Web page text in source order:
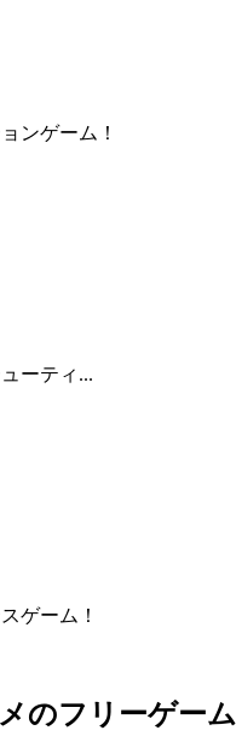
ンゲーム！
ーティ...
ゲーム！
のフリーゲーム